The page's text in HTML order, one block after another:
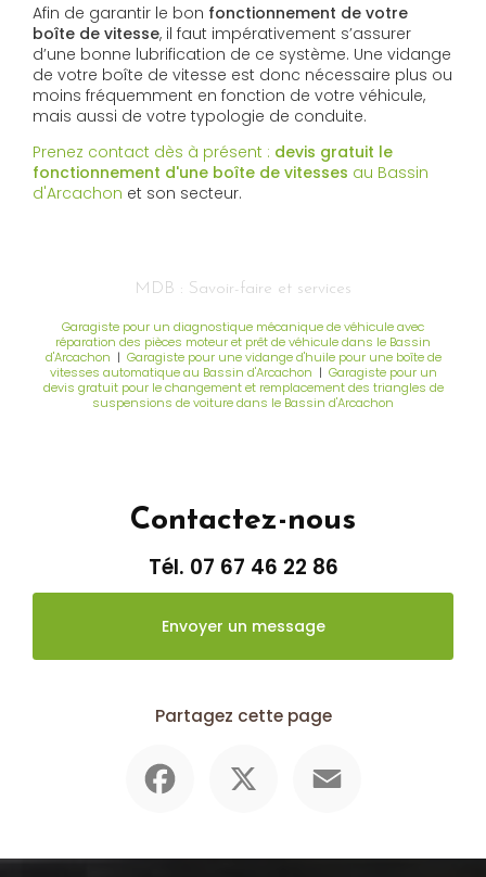
Afin de garantir le bon fonctionnement de votre
boîte de vitesse, il faut impérativement s’assurer
d’une bonne lubrification de ce système. Une vidange
de votre boîte de vitesse est donc nécessaire plus ou
moins fréquemment en fonction de votre véhicule,
mais aussi de votre typologie de conduite.
Prenez contact dès à présent : devis gratuit le
fonctionnement d'une boîte de vitesses au Bassin
d'Arcachon et son secteur.
MDB : Savoir-faire et services
Garagiste pour un diagnostique mécanique de véhicule avec
réparation des pièces moteur et prêt de véhicule dans le Bassin
d'Arcachon | Garagiste pour une vidange d'huile pour une boîte de
vitesses automatique au Bassin d'Arcachon | Garagiste pour un
devis gratuit pour le changement et remplacement des triangles de
suspensions de voiture dans le Bassin d'Arcachon
Contactez-nous
Tél. 07 67 46 22 86
Envoyer un message
Partagez cette page